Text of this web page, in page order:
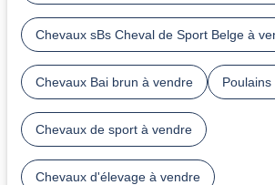
Chevaux sBs Cheval de Sport Belge à
Chevaux Bai brun à vendre
Chevaux de sport à vendre
Chevaux d'élevage à vendre